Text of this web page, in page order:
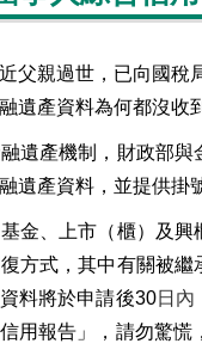
父親過世， 已向國稅
遺產資料為何都沒收
遺產機制，財政部與
遺產資料，並提供掛
金、上市 （櫃）及興
方式 ，其中有關被繼
料將於申請後30日內
信用報告」，請勿驚慌